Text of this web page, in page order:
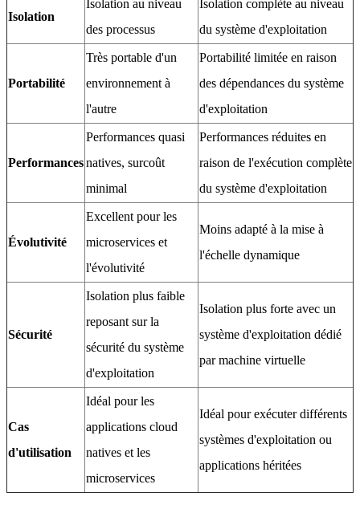
Isolation
Isolation au niveau
des processus
Isolation complète au niveau
du système d'exploitation
Portabilité
Très portable d'un
environnement à
l'autre
Portabilité limitée en raison
des dépendances du système
d'exploitation
Performances
Performances quasi
natives, surcoût
minimal
Performances réduites en
raison de l'exécution complète
du système d'exploitation
Évolutivité
Excellent pour les
microservices et
l'évolutivité
Moins adapté à la mise à
l'échelle dynamique
Sécurité
Isolation plus faible
reposant sur la
sécurité du système
d'exploitation
Isolation plus forte avec un
système d'exploitation dédié
par machine virtuelle
Cas
d'utilisation
Idéal pour les
applications cloud
natives et les
microservices
Idéal pour exécuter différents
systèmes d'exploitation ou
applications héritées